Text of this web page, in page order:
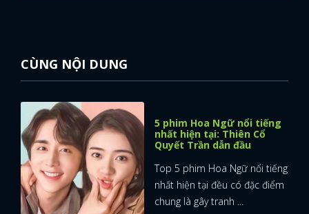
CÙNG NỘI DUNG
5 phim Hoa Ngữ nổi tiếng
nhất hiện tại: Thiên Cổ
Quyết Trần dẫn đầu
Top 5 phim Hoa Ngữ nổi tiếng
nhất hiện tại đều có đặc điểm
chung là gây tranh ...